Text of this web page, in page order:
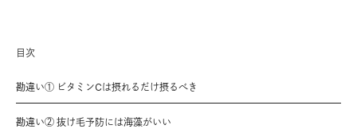
目次
勘違い① ビタミンCは摂れるだけ摂るべき
勘違い② 抜け毛予防には海藻がいい